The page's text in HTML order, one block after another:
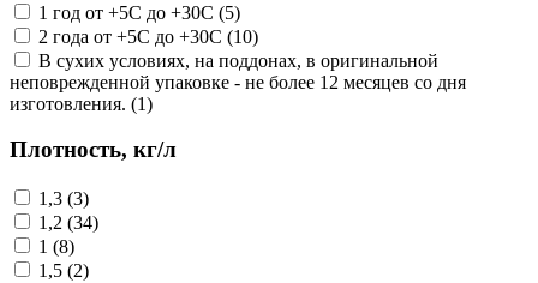
1 год от +5С до +30С (5)
2 года от +5С до +30С (10)
В сухих условиях, на поддонах, в оригинальной
неповрежденной упаковке - не более 12 месяцев со дня
изготовления. (1)
Плотность, кг/л
1,3 (3)
1,2 (34)
1 (8)
1,5 (2)